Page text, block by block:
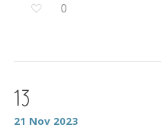
0
13
21 Nov 2023